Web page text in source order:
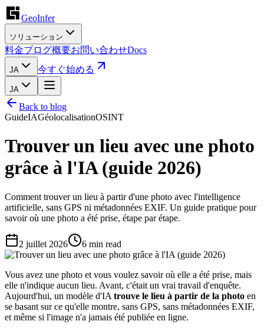
GeoInfer
ソリューション
料金ブログ概要お問い合わせDocs
JA 今すぐ始める
JA
Back to blog
GuideIAGéolocalisationOSINT
Trouver un lieu avec une photo
grâce à l'IA (guide 2026)
Comment trouver un lieu à partir d'une photo avec l'intelligence
artificielle, sans GPS ni métadonnées EXIF. Un guide pratique pour
savoir où une photo a été prise, étape par étape.
2 juillet 2026 6 min read
Vous avez une photo et vous voulez savoir où elle a été prise, mais
elle n'indique aucun lieu. Avant, c'était un vrai travail d'enquête.
Aujourd'hui, un modèle d'IA trouve le lieu à partir de la photo en
se basant sur ce qu'elle montre, sans GPS, sans métadonnées EXIF,
et même si l'image n'a jamais été publiée en ligne.